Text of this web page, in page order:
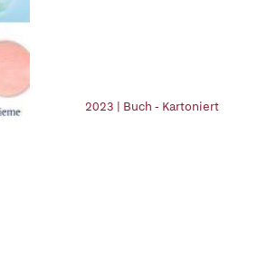
2023 | Buch - Kartoniert